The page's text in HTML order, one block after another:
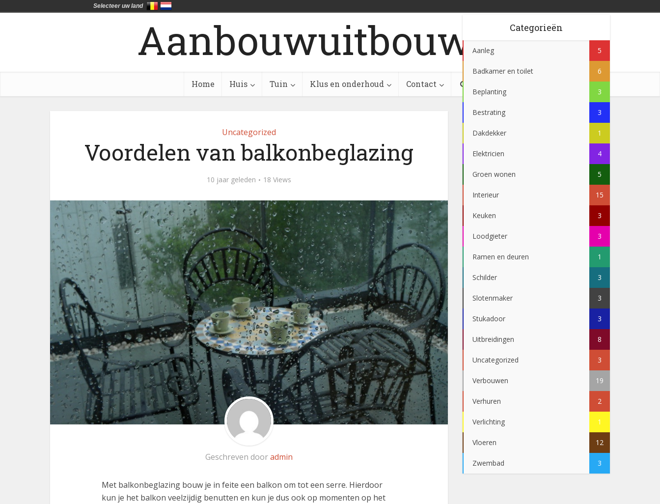
Aanbouwuitbouw.be
Home Huis Tuin Klus en onderhoud Contact
Uncategorized
Voordelen van balkonbeglazing
10 jaar geleden 18 Views
Geschreven dooradmin
Met balkonbeglazing bouw je in feite een balkon om tot een serre. Hierdoor
kun je het balkon veelzijdig benutten en kun je dus ook op momenten op het
Categorieën
Aanleg 5
Badkamer en toilet 6
Beplanting 3
Bestrating 3
Dakdekker 1
Elektricien 4
Groen wonen 5
Interieur 15
Keuken 3
Loodgieter 3
Ramen en deuren 1
Schilder 3
Slotenmaker 3
Stukadoor 3
Uitbreidingen 8
Uncategorized 3
Verbouwen 19
Verhuren 2
Verlichting 1
Vloeren 12
Zwembad 3
Selecteer uw land